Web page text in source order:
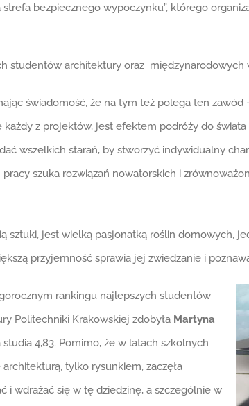
bezpiecznego wypoczynku”, którego
studentów architektury oraz
świadomość, że na tym też polega ten
z projektów, jest efektem podróży do
wszelkich starań, by stworzyć indywidualny
szuka rozwiązań nowatorskich i
sztuki, jest wielką pasjonatką roślin domowych,
przyjemność sprawia jej zwiedzanie i
rankingu najlepszych studentów
Politechniki Krakowskiej zdobyła Martyna
4,83. Pomimo, że w latach szkolnych
architekturą, tylko rysunkiem, zaczęła
i wdrażać się w tę dziedzinę, a szczególnie w